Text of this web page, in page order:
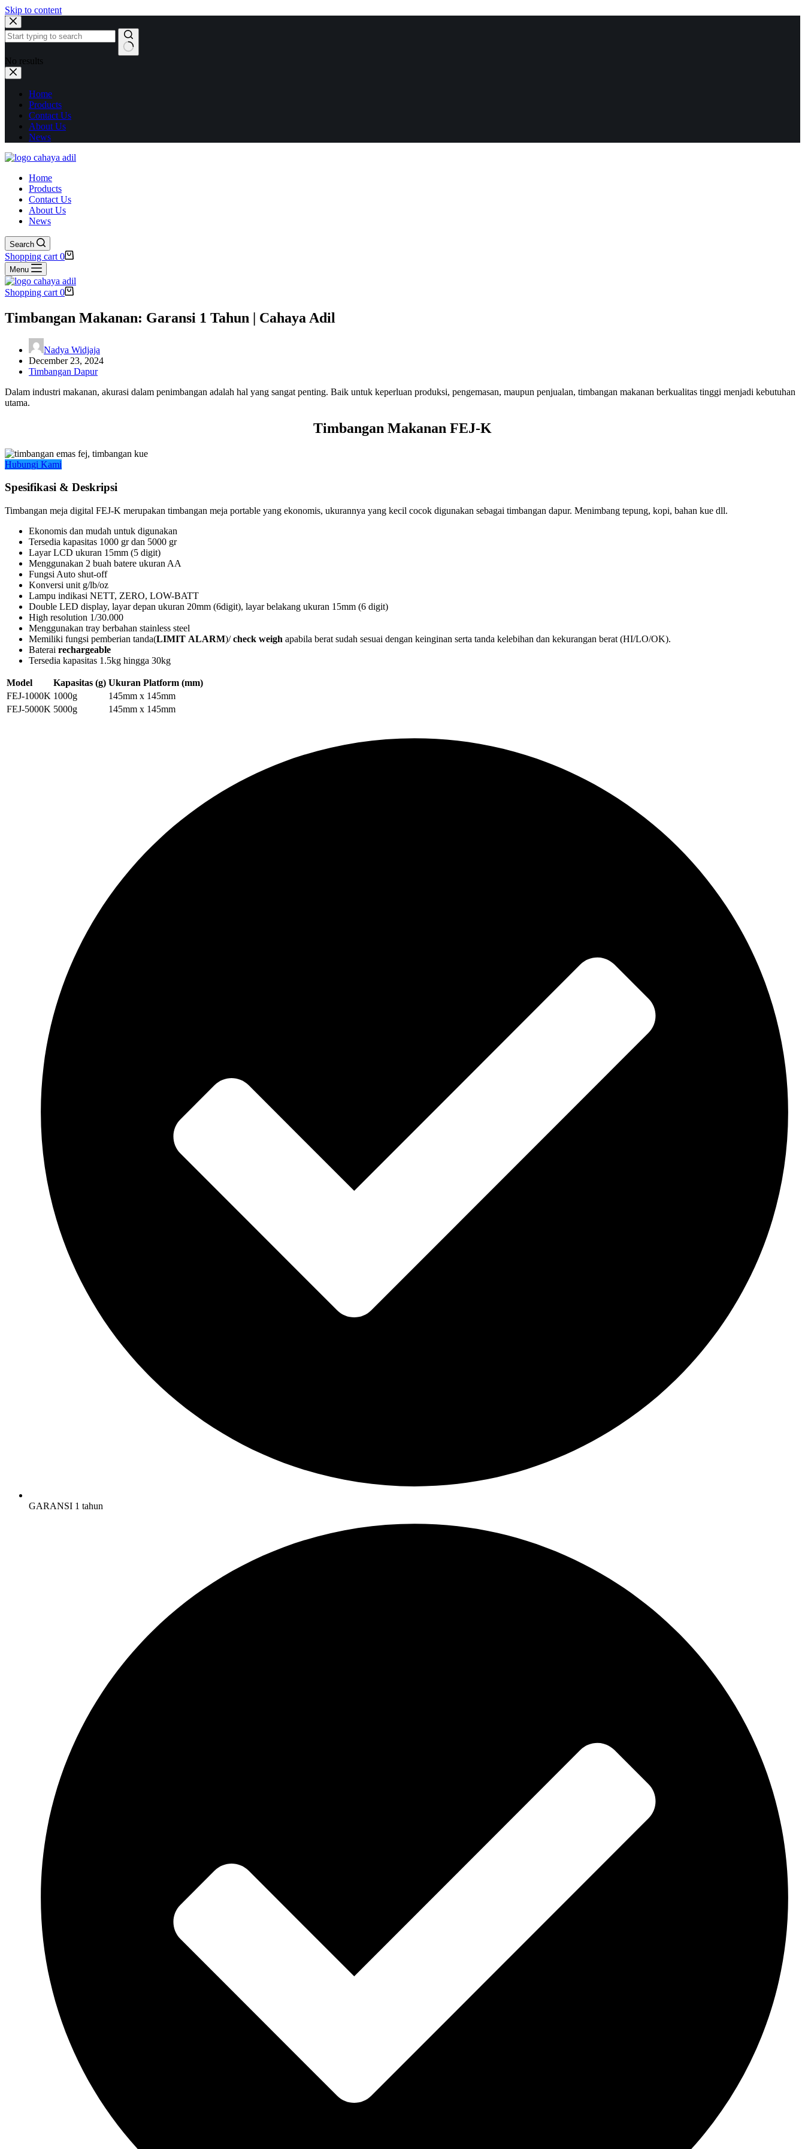
Skip to content
No results
Home
Products
Contact Us
About Us
News
Home
Products
Contact Us
About Us
News
Search
Shopping cart 0
Menu
Shopping cart 0
Timbangan Makanan: Garansi 1 Tahun | Cahaya Adil
Nadya Widjaja
December 23, 2024
Timbangan Dapur
Dalam industri makanan, akurasi dalam penimbangan adalah hal yang sangat penting. Baik untuk keperluan produksi, pengemasan, maupun penjualan, timbangan makanan berkualitas tinggi menjadi kebutuhan
utama.
Timbangan Makanan FEJ-K
Hubungi Kami
Spesifikasi & Deskripsi
Timbangan meja digital FEJ-K merupakan timbangan meja portable yang ekonomis, ukurannya yang kecil cocok digunakan sebagai timbangan dapur. Menimbang tepung, kopi, bahan kue dll.
Ekonomis dan mudah untuk digunakan
Tersedia kapasitas 1000 gr dan 5000 gr
Layar LCD ukuran 15mm (5 digit)
Menggunakan 2 buah batere ukuran AA
Fungsi Auto shut-off
Konversi unit g/lb/oz
Lampu indikasi NETT, ZERO, LOW-BATT
Double LED display, layar depan ukuran 20mm (6digit), layar belakang ukuran 15mm (6 digit)
High resolution 1/30.000
Menggunakan tray berbahan stainless steel
Memiliki fungsi pemberian tanda(LIMIT ALARM)/check weigh apabila berat sudah sesuai dengan keinginan serta tanda kelebihan dan kekurangan berat (HI/LO/OK).
Baterai rechargeable
Tersedia kapasitas 1.5kg hingga 30kg
Model Kapasitas (g) Ukuran Platform (mm)
FEJ-1000K 1000g
145mm x 145mm
FEJ-5000K 5000g 145mm x 145mm
GARANSI 1 tahun